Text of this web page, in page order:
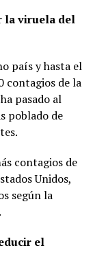
la viruela del
país y hasta el
contagios de la
pasado al
poblado de
contagios de
Unidos,
según la
el